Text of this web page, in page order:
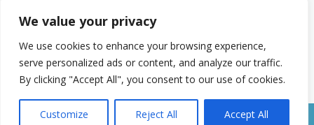
We value your privacy
We use cookies to enhance your browsing experience,
serve personalized ads or content, and analyze our traffic.
By clicking "Accept All", you consent to our use of cookies.
Customize Reject All Accept All
Onderweg
Wat je niet zocht maar wel vindt